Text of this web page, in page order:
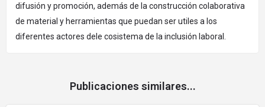
difusión y promoción, además de la construcción colaborativa
de material y herramientas que puedan ser utiles a los
diferentes actores dele cosistema de la inclusión laboral.
Publicaciones similares...